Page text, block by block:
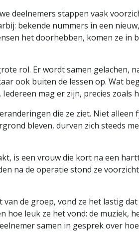
deelnemers stappen vaak
bekende nummers in een
het doorhebben, komen ze in
rol. Er wordt samen gelachen,
ook buiten de lessen op. Wat
mag er zijn, precies zoals
die ze ziet. Niet
bleven, durven zich steeds
is een vrouw die kort na een
na de operatie stond ze
van de groep, vond ze het lastig
hoe leuk ze het vond: de muziek,
samen in gesprek over